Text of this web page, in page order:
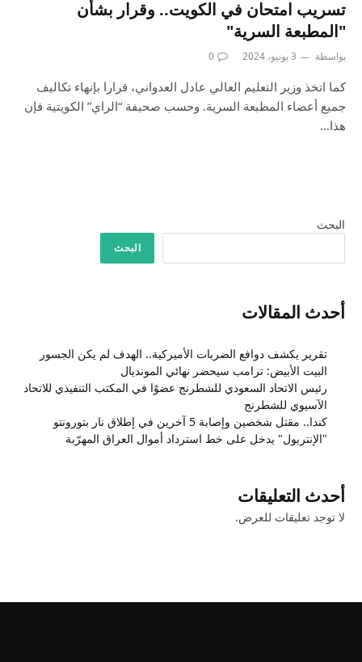
تسريب امتحان في الكويت.. وقرار بشأن
"المطبعة السرية"
بواسطة 3 يونيو، 2024 0
كما اتخذ وزير التعليم العالي عادل العدواني، قرارا بإنهاء تكاليف
جميع أعضاء المطبعة السرية. وحسب صحيفة “الراي” الكويتية فإن
هذا…
البحث
البحث
أحدث المقالات
تقرير يكشف دوافع الضربات الأميركية.. الهدف لم يكن الجسور
البيت الأبيض: ترامب سيحضر نهائي المونديال
رئيس الاتحاد السعودي للشطرنج عضوًا في المكتب التنفيذي للاتحاد
الآسيوي للشطرنج
كندا.. مقتل شخصين وإصابة 5 آخرين في إطلاق نار بتورونتو
"الإنتربول" يدخل على خط استرداد أموال العراق المهرّبة
أحدث التعليقات
لا توجد تعليقات للعرض.